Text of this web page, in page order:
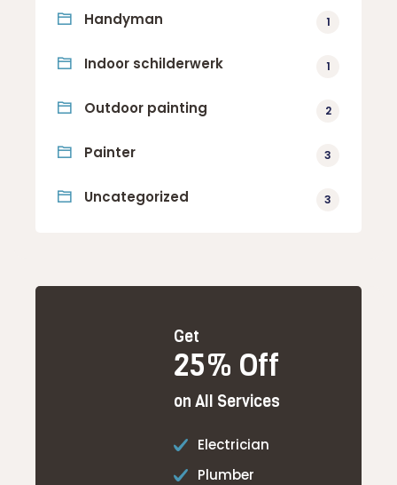
Handyman 1
Indoor schilderwerk 1
Outdoor painting 2
Painter 3
Uncategorized 3
Get
25% Off
on All Services
Electrician
Plumber